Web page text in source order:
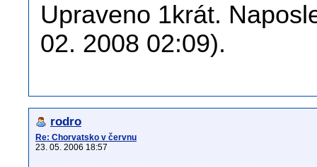
Upraveno 1krát.
02. 2008 02:09).
rodro
Re: Chorvatsko v červnu
23. 05. 2006 18:57